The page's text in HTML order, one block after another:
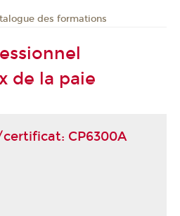
des formations
de la paie
CP6300A